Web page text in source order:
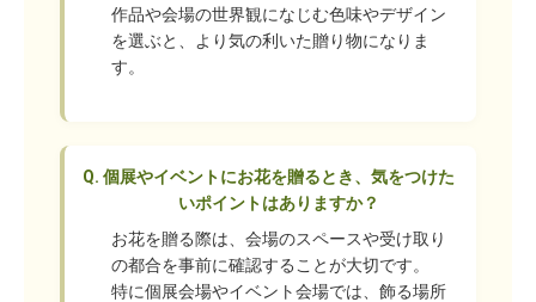
作品や会場の世界観になじむ色味やデザイン
を選ぶと、より気の利いた贈り物になりま
す。
Q. 個展やイベントにお花を贈るとき、気をつけた
いポイントはありますか？
お花を贈る際は、会場のスペースや受け取り
の都合を事前に確認することが大切です。
特に個展会場やイベント会場では、飾る場所